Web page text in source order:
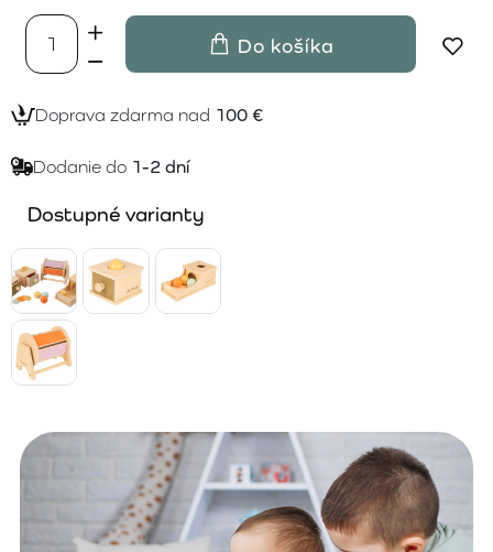
Do košíka
Doprava zdarma nad 100 €
Dodanie do 1-2 dní
Dostupné varianty